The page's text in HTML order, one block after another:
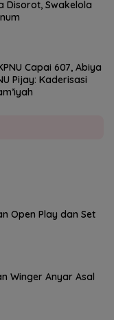
Disorot, Swakelola
Capai 607, Abiya
Pijay: Kaderisasi
Open Play dan Set
Winger Anyar Asal